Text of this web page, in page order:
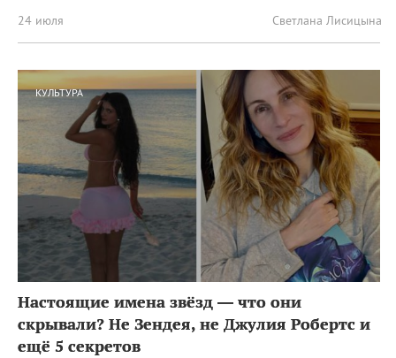
24 июля Светлана Лисицына
КУЛЬТУРА
Настоящие имена звёзд — что они
скрывали? Не Зендея, не Джулия Робертс и
ещё 5 секретов